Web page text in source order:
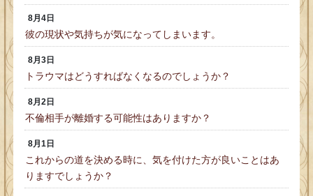
8月4日
彼の現状や気持ちが気になってしまいます。
8月3日
トラウマはどうすればなくなるのでしょうか？
8月2日
不倫相手が離婚する可能性はありますか？
8月1日
これからの道を決める時に、気を付けた方が良いことはあ
りますでしょうか？